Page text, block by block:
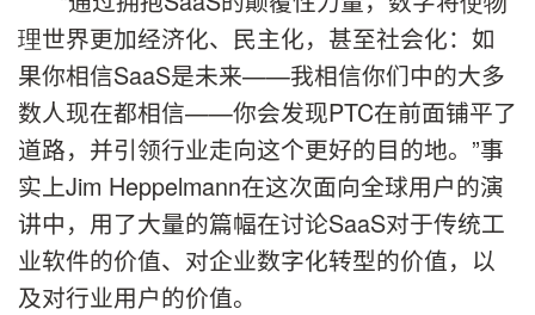
理世界更加经济化、民主化，甚至社会化： 如
果你相信SaaS是未来——我相信你们中的大多
数人现在都相信——你会发现PTC在前面铺平了
道路，并引领行业走向这个更好的目的地。”事
实上Jim Heppelmann在这次面向全球用户的演
讲中，用了大量的篇幅在讨论SaaS对于传统工
业软件的价值、对企业数字化转型的价值，以
及对行业用户的价值。